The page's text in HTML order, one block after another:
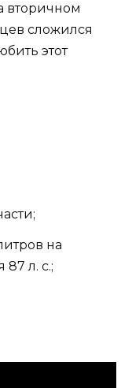
вторичном
сложился
этот
на
л. с.;